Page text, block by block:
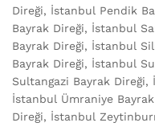
Direği, İstanbul Pendik
Bayrak Direği, İstanbul
Bayrak Direği, İstanbul
Bayrak Direği, İstanbul
Sultangazi Bayrak Direği,
İstanbul Ümraniye
Direği, İstanbul